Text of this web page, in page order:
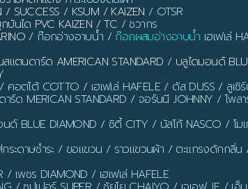
SUCCESS / KSUM / KAIZEN / OTSR
นได PVC KAIZEN / TC / ชวากร
/ ก๊อกอ่างอาบน้ำ / ก๊อกผสมอ่างอาบน้ำ เฮเฟเล่
สแตนดาร์ด AMERICAN STANDARD / บลูไดมอนด์
/ คอตโต้ COTTO / เฮเฟเล่ HAFELE / ดัส DUSS / ลูเ
ร์ด MERICAN STANDARD / จอร์นนี JOHNNY / โ
ด์ BLUE DIAMOND / ซิตี้ CITY / นัสโก้ NASCO / โม
ระดาษชำระ / ขอแขวน / ราวแขวนผ้า / ตะแกรงดักก
/ เพชร DIAMOND / เฮเฟเล่ HAFELE